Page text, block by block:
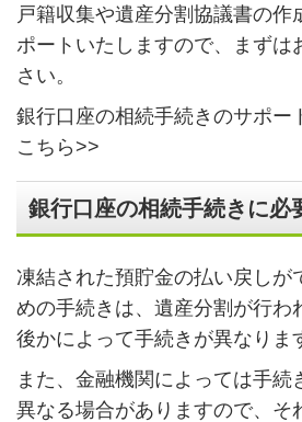
戸籍収集や遺産分割協議書の作
ポートいたしますので、まずは
さい。
銀行口座の相続手続きのサポー
こちら>>
銀行口座の相続手続きに必
凍結された預貯金の払い戻しが
めの手続きは、遺産分割が行わ
後かによって手続きが異なりま
また、金融機関によっては手続
異なる場合がありますので、そ